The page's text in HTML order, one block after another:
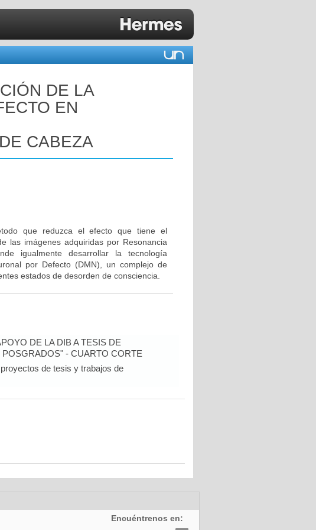
DE LA
EN
CABEZA
que reduzca el efecto que tiene el
las imágenes adquiridas por Resonancia
igualmente desarrollar la tecnología
por Defecto (DMN), un complejo de
estados de desorden de consciencia.
DE LA DIB A TESIS DE
- CUARTO CORTE
de tesis y trabajos de
Encuéntrenos en: